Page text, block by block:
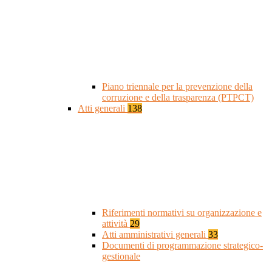
Piano triennale per la prevenzione della
corruzione e della trasparenza (PTPCT)
Atti generali 138
Riferimenti normativi su organizzazione e
attività 29
Atti amministrativi generali 33
Documenti di programmazione strategico-
gestionale